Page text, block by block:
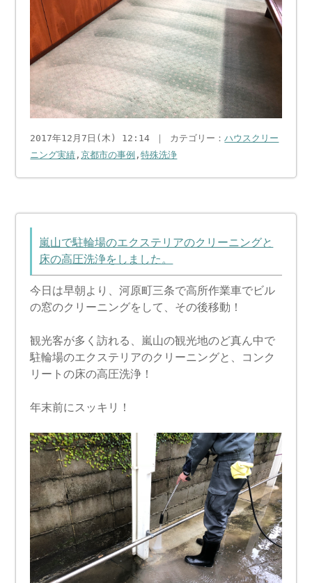
2017年12月7日(木) 12:14 ｜ カテゴリー：ハウスクリー
ニング実績 ,京都市の事例 ,特殊洗浄
嵐山で駐輪場のエクステリアのクリーニングと
床の高圧洗浄をしました。
今日は早朝より、河原町三条で高所作業車でビル
の窓のクリーニングをして、その後移動！
観光客が多く訪れる、嵐山の観光地のど真ん中で
駐輪場のエクステリアのクリーニングと、コンク
リートの床の高圧洗浄！
年末前にスッキリ！